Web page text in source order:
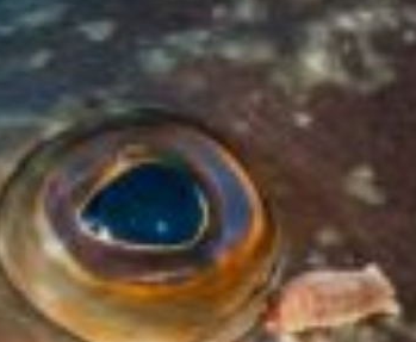
Marketing et Publicité
Ces cookies sont utilisés
personnels de
navigation. Grâce à eux,
site Web et afficher des